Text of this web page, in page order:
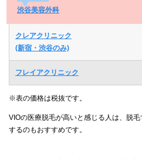
渋谷美容外科
クレアクリニック
(新宿・渋谷のみ)
フレイアクリニック
※表の価格は税抜です。
VIOの医療脱毛が高いと感じる人は、脱
するのもおすすめです。